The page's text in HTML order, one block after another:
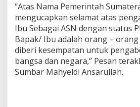
“Atas Nama Pemerintah
mengucapkan selamat atas
Ibu Sebagai ASN dengan status
Bapak/ Ibu adalah orang –
diberi kesempatan untuk
bangsa dan negara,” Pesan
Sumbar Mahyeldi Ansarullah.